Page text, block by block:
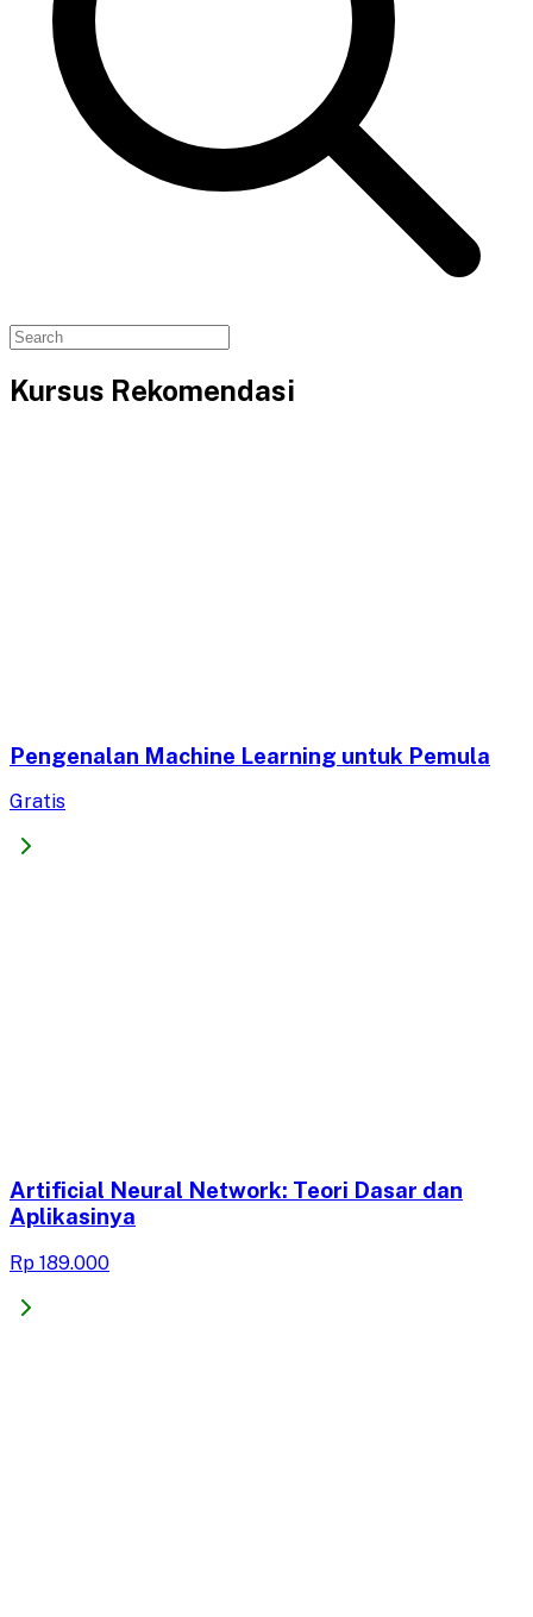
Kursus Rekomendasi
Pengenalan Machine Learning untuk Pemula
Gratis
Artificial Neural Network: Teori Dasar dan
Aplikasinya
Rp 189.000